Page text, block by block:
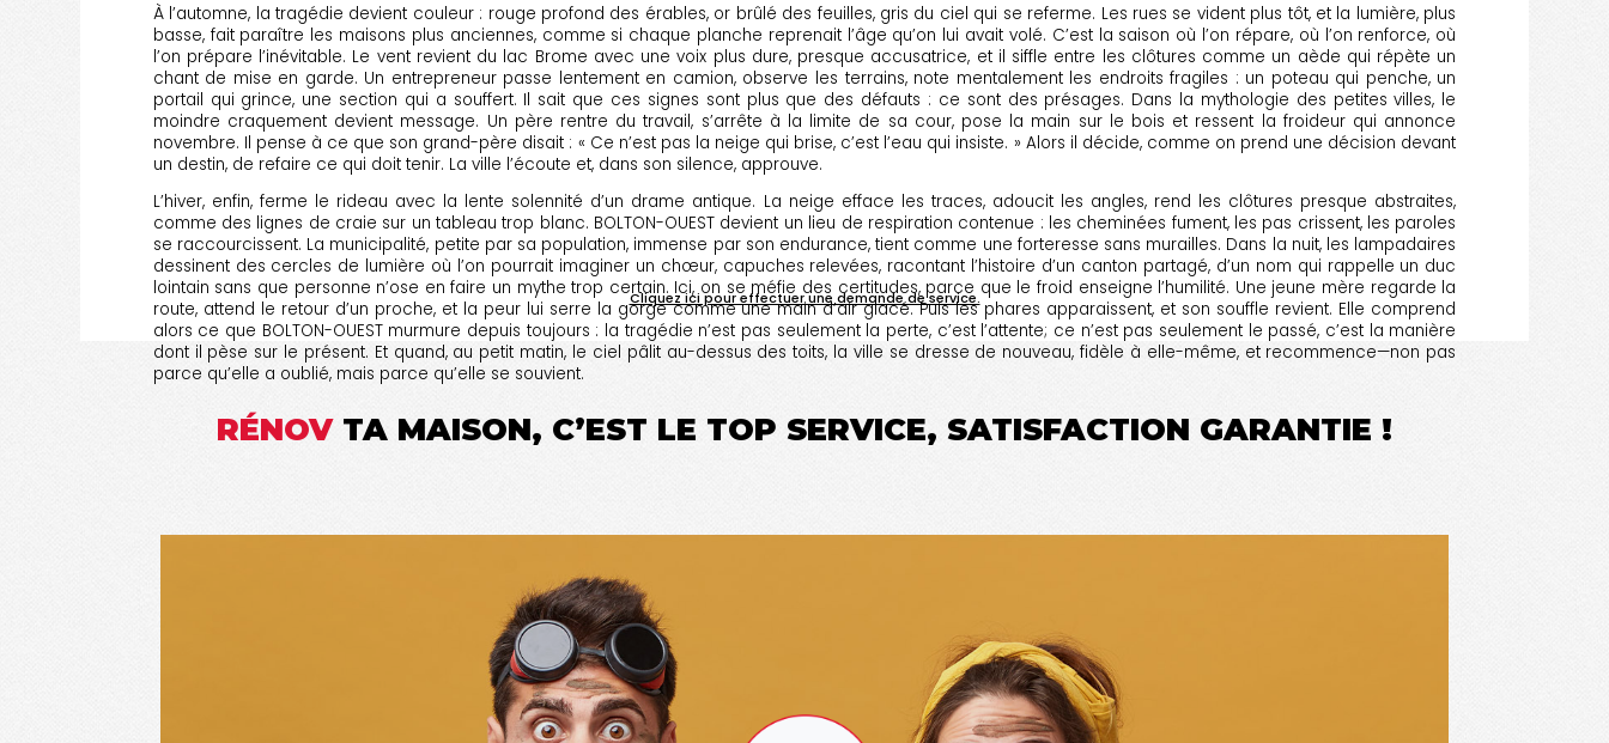
À l’automne, la tragédie devient couleur : rouge profond des érables, or brûlé des feuilles, gris du ciel qui se referme. Les rues se vident plus tôt, et la lumière, plus
basse, fait paraître les maisons plus anciennes, comme si chaque planche reprenait l’âge qu’on lui avait volé. C’est la saison où l’on répare, où l’on renforce, où
l’on prépare l’inévitable. Le vent revient du lac Brome avec une voix plus dure, presque accusatrice, et il siffle entre les clôtures comme un aède qui répète un
chant de mise en garde. Un entrepreneur passe lentement en camion, observe les terrains, note mentalement les endroits fragiles : un poteau qui penche, un
portail qui grince, une section qui a souffert. Il sait que ces signes sont plus que des défauts : ce sont des présages. Dans la mythologie des petites villes, le
moindre craquement devient message. Un père rentre du travail, s’arrête à la limite de sa cour, pose la main sur le bois et ressent la froideur qui annonce
novembre. Il pense à ce que son grand-père disait : « Ce n’est pas la neige qui brise, c’est l’eau qui insiste. » Alors il décide, comme on prend une décision devant
un destin, de refaire ce qui doit tenir. La ville l’écoute et, dans son silence, approuve.
L’hiver, enfin, ferme le rideau avec la lente solennité d’un drame antique. La neige efface les traces, adoucit les angles, rend les clôtures presque abstraites,
comme des lignes de craie sur un tableau trop blanc. BOLTON-OUEST devient un lieu de respiration contenue : les cheminées fument, les pas crissent, les paroles
se raccourcissent. La municipalité, petite par sa population, immense par son endurance, tient comme une forteresse sans murailles. Dans la nuit, les lampadaires
dessinent des cercles de lumière où l’on pourrait imaginer un chœur, capuches relevées, racontant l’histoire d’un canton partagé, d’un nom qui rappelle un duc
lointain sans que personne n’ose en faire un mythe trop certain. Ici, on se méfie des certitudes, parce que le froid enseigne l’humilité. Une jeune mère regarde la
route, attend le retour d’un proche, et la peur lui serre la gorge comme une main d’air glacé. Puis les phares apparaissent, et son souffle revient. Elle comprend
alors ce que BOLTON-OUEST murmure depuis toujours : la tragédie n’est pas seulement la perte, c’est l’attente; ce n’est pas seulement le passé, c’est la manière
dont il pèse sur le présent. Et quand, au petit matin, le ciel pâlit au-dessus des toits, la ville se dresse de nouveau, fidèle à elle-même, et recommence—non pas
parce qu’elle a oublié, mais parce qu’elle se souvient.
RÉNOV TA MAISON, C’EST LE TOP SERVICE, SATISFACTION GARANTIE !
Cliquez ici pour effectuer une demande de service.